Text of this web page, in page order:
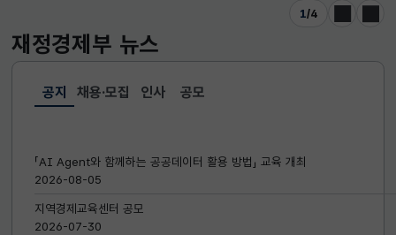
1/4
이전 다음
재정경제부 뉴스
공지
선택됨
공지
「AI Agent와 함께하는 공공데이터 활용 방법」 교육 개최
2026-08-05
지역경제교육센터 공모
2026-07-30
채용·모집 인사 공모